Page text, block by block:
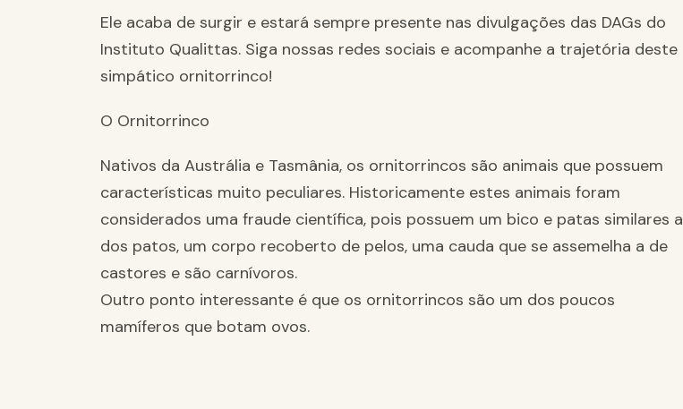
Ele acaba de surgir e estará sempre presente nas divulgações das DAGs do
Instituto Qualittas. Siga nossas redes sociais e acompanhe a trajetória deste
simpático ornitorrinco!
O Ornitorrinco
Nativos da Austrália e Tasmânia, os ornitorrincos são animais que possuem
características muito peculiares. Historicamente estes animais foram
considerados uma fraude científica, pois possuem um bico e patas similares a
dos patos, um corpo recoberto de pelos, uma cauda que se assemelha a de
castores e são carnívoros.
Outro ponto interessante é que os ornitorrincos são um dos poucos
mamíferos que botam ovos.